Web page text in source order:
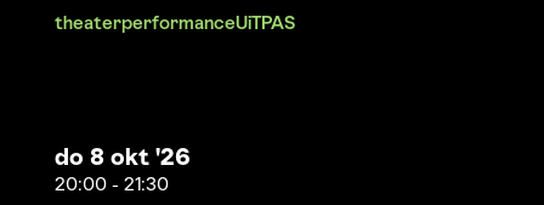
theaterperformanceUiTPAS
do 8 okt '26
20:00 - 21:30